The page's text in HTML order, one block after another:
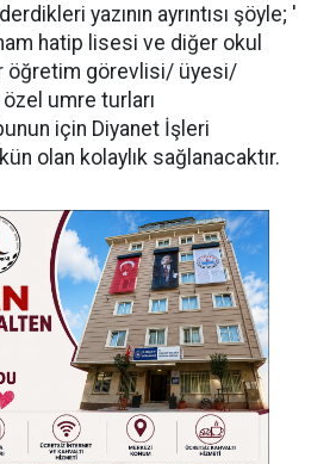
yazının ayrıntısı şöyle; '
hatip lisesi ve diğer okul
öğretim görevlisi/ üyesi/
umre turları
için Diyanet İşleri
olan kolaylık sağlanacaktır.